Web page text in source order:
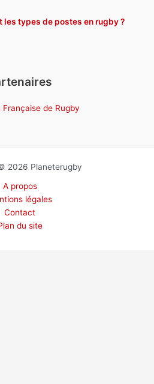
les types de postes en rugby ?
Française de Rugby
2026 Planeterugby
A propos
légales
Contact
du site